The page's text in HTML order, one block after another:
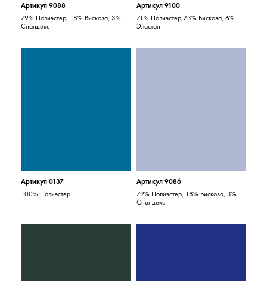
Артикул 9088
79% Полиэстер, 18% Вискоза, 3%
Спандекс
Артикул 9100
71% Полиэстер,23% Вискоза, 6%
Эластан
Артикул 0137
100% Полиэстер
Артикул 9086
79% Полиэстер, 18% Вискоза, 3%
Спандекс